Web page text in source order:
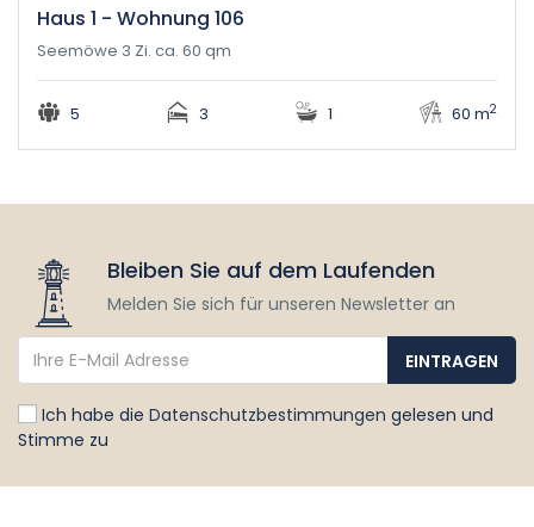
Haus 1 - Wohnung 106
Seemöwe 3 Zi. ca. 60 qm
5 3 1 60 m2
Bleiben Sie auf dem Laufenden
Melden Sie sich für unseren Newsletter an
Ich habe die Datenschutzbestimmungen gelesen und
Stimme zu